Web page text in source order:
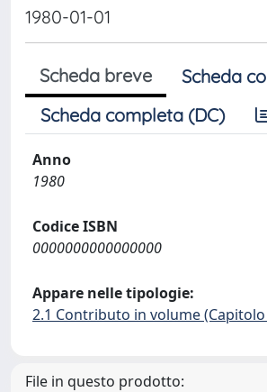
1980-01-01
Scheda breve
Scheda
Scheda completa (DC)
Anno
1980
Codice ISBN
0000000000000000
Appare nelle tipologie:
2.1 Contributo in volume
File in questo prodotto: